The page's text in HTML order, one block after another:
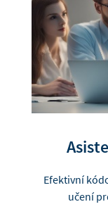
Efektivní
učení